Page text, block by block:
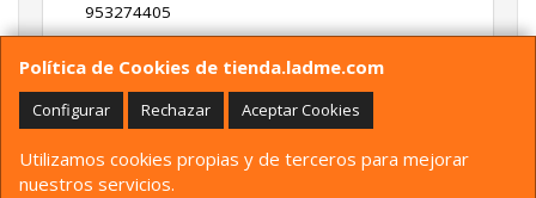
Política de Cookies de tienda.ladme.com
Configurar Rechazar Aceptar Cookies
Utilizamos cookies propias y de terceros para mejorar
nuestros servicios.
953274405
LADME@LADME.COM
Horario
9:30 A 14:00 Y 17:00 A 20:00 DE LUNES A VIERNES